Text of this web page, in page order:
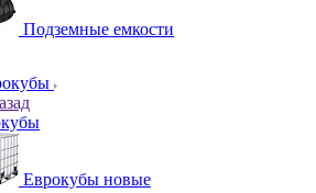
Подземные емкости
Еврокубы новые